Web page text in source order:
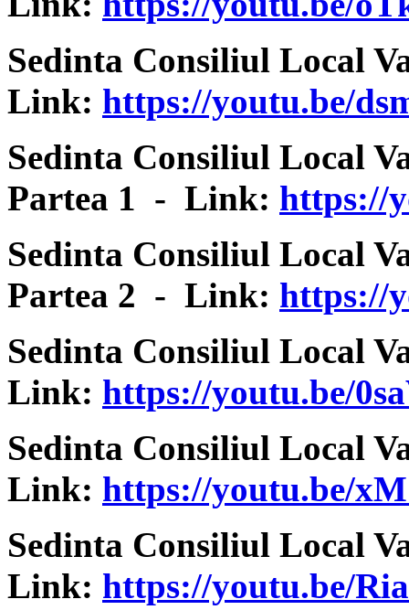
Sedinta Consiliul Local
Link: https://youtu.be/
Sedinta Consiliul Local
Partea 1 - Link: https://
Sedinta Consiliul Local
Partea 2 - Link: https://
Sedinta Consiliul Local
Link: https://youtu.be/
Sedinta Consiliul Local
Link: https://youtu.be/
Sedinta Consiliul Local
Link: https://youtu.be/